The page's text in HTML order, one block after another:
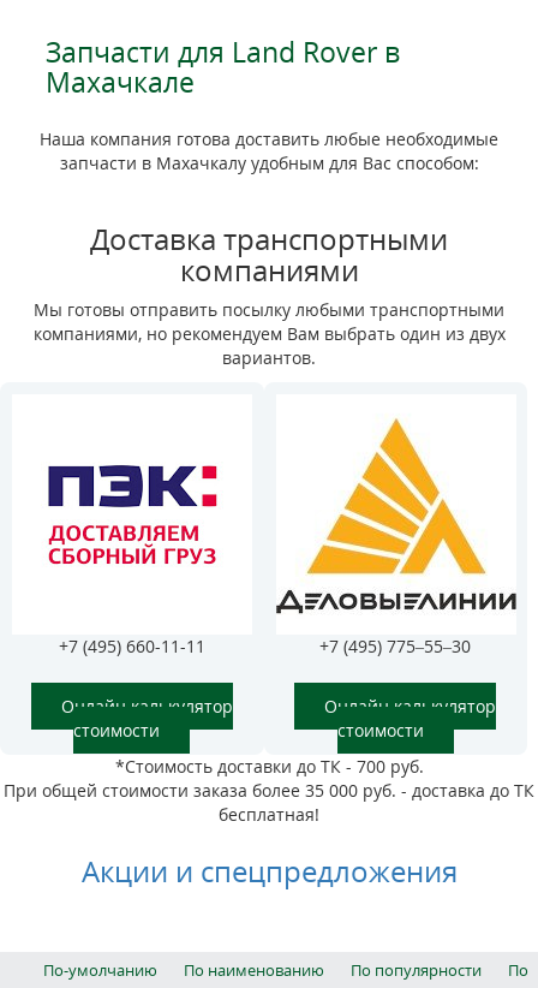
Запчасти для Land Rover в
Махачкале
Наша компания готова доставить любые необходимые
запчасти в Махачкалу удобным для Вас способом:
Доставка транспортными
компаниями
Мы готовы отправить посылку любыми транспортными
компаниями, но рекомендуем Вам выбрать один из двух
вариантов.
+7 (495) 660-11-11
Онлайн калькулятор
стоимости
+7 (495) 775–55–30
Онлайн калькулятор
стоимости
*Стоимость доставки до ТК - 700 руб.
При общей стоимости заказа более 35 000 руб. - доставка до ТК
бесплатная!
Акции и спецпредложения
По-умолчанию По наименованию По популярности
По